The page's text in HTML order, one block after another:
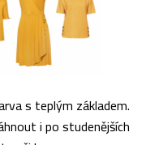
s teplým základem.
i po studenějších